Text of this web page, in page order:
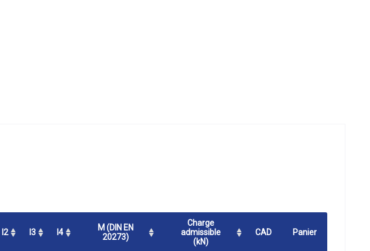
l2 l3 l4
M (DIN EN
20273)
Charge
admissible
(kN)
CAD Panier